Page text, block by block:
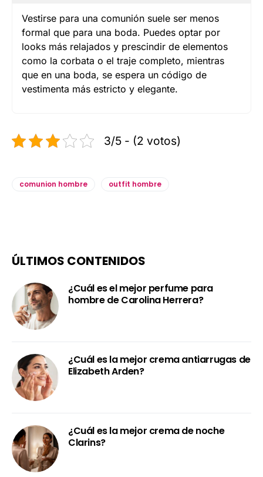
Vestirse para una comunión suele ser menos
formal que para una boda. Puedes optar por
looks más relajados y prescindir de elementos
como la corbata o el traje completo, mientras
que en una boda, se espera un código de
vestimenta más estricto y elegante.
3/5 - (2 votos)
comunion hombre outfit hombre
ÚLTIMOS CONTENIDOS
¿Cuál es el mejor perfume para
hombre de Carolina Herrera?
¿Cuál es la mejor crema antiarrugas de
Elizabeth Arden?
¿Cuál es la mejor crema de noche
Clarins?